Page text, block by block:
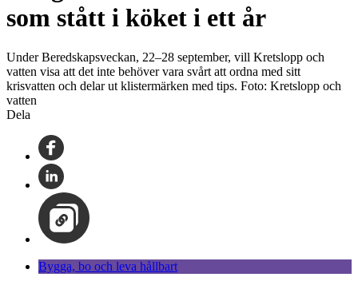
som stått i köket i ett år
Under Beredskapsveckan, 22–28 september, vill Kretslopp och
vatten visa att det inte behöver vara svårt att ordna med sitt
krisvatten och delar ut klistermärken med tips. Foto: Kretslopp och
vatten
Dela
Bygga, bo och leva hållbart